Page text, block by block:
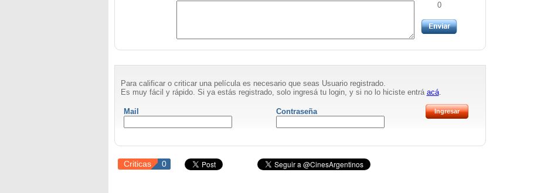
0
Para calificar o criticar una película es necesario que seas Usuario registrado.
Es muy fácil y rápido. Si ya estás registrado, solo ingresá tu login, y si no lo hiciste entrá acá.
Mail Contraseña
Criticas 0